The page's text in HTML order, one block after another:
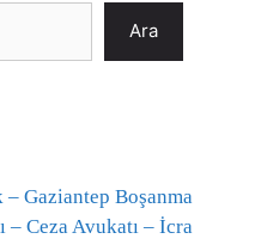
Ara
Gaziantep Boşanma
– Ceza Avukatı – İcra